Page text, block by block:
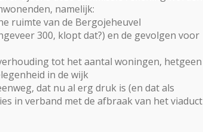
namelijk:
ruimte van de Bergojeheuvel
300, klopt dat?) en de gevolgen voor
tot het aantal woningen, hetgeen
in de wijk
dat nu al erg druk is (en dat als
in verband met de afbraak van het viaduct